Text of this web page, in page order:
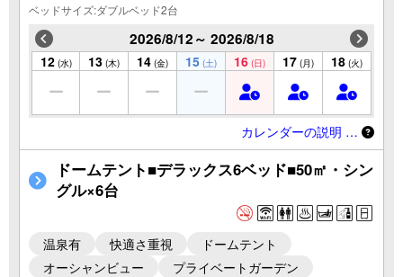
ベッドサイズ:ダブルベッド2台
2026/8/12～ 2026/8/18
12 (水) 13 (木) 14 (金) 15 (土) 16 (日) 17 (月) 18 (火)
カレンダーの説明 …
ドームテント■デラックス6ベッド■50㎡・シン
グル×6台
温泉有 快適さ重視
ドームテント
オーシャンビュー
プライベートガーデン